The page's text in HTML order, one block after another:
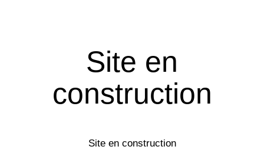
Site en
construction
Site en construction